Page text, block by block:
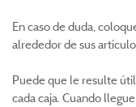
En caso de duda,
alrededor de sus
Puede que le resulte
cada caja. Cuando